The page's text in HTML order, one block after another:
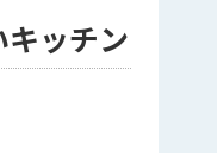
ッチン